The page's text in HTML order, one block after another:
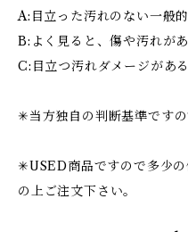
A:目立った汚れのない一般
B:よく見ると、傷や汚れが
C:目立つ汚れダメージがあ
✳︎当方独自の判断基準ですの
✳︎USED商品ですので多少
の上ご注文下さい。